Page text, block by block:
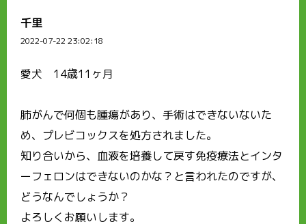
千里
2022-07-22 23:02:18
愛犬 14歳11ヶ月
肺がんで何個も腫瘍があり、手術はできないないた
め、プレビコックスを処方されました。
知り合いから、血液を培養して戻す免疫療法とインタ
ーフェロンはできないのかな？と言われたのですが、
どうなんでしょうか？
よろしくお願いします。